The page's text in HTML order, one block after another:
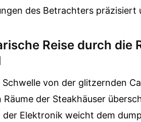
des Betrachters präzisiert
Reise durch die
Schwelle von der glitzernden
der Steakhäuser
der Elektronik weicht dem